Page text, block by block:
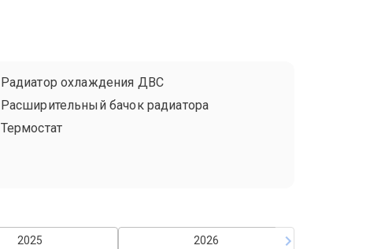
Радиатор охлаждения ДВС
Расширительный бачок радиатора
Термостат
2026
2025